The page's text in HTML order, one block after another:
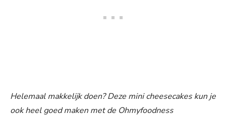
Helemaal makkelijk doen? Deze mini cheesecakes kun je
ook heel goed maken met de Ohmyfoodness